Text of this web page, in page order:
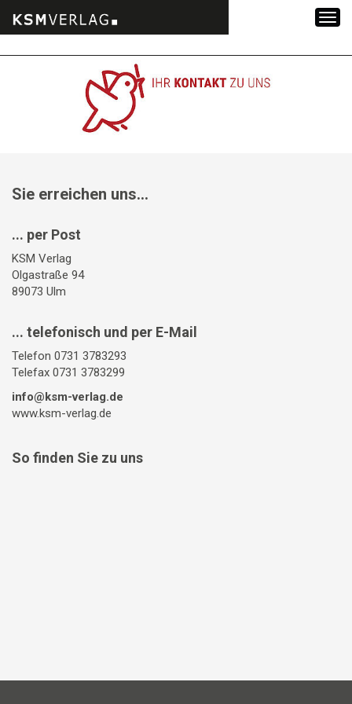
Sie erreichen uns...
... per Post
KSM Verlag
Olgastraße 94
89073 Ulm
... telefonisch und per E-Mail
Telefon 0731 3783293
Telefax 0731 3783299
info@ksm-verlag.de
www.ksm-verlag.de
So finden Sie zu uns